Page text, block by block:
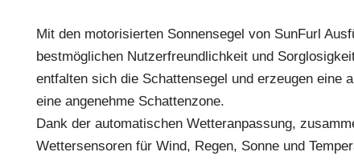
Mit den motorisierten Sonnensegel von SunFurl
bestmöglichen Nutzerfreundlichkeit und
entfalten sich die Schattensegel und erzeugen eine
eine angenehme Schattenzone.
Dank der automatischen Wetteranpassung,
Wettersensoren für Wind, Regen, Sonne und